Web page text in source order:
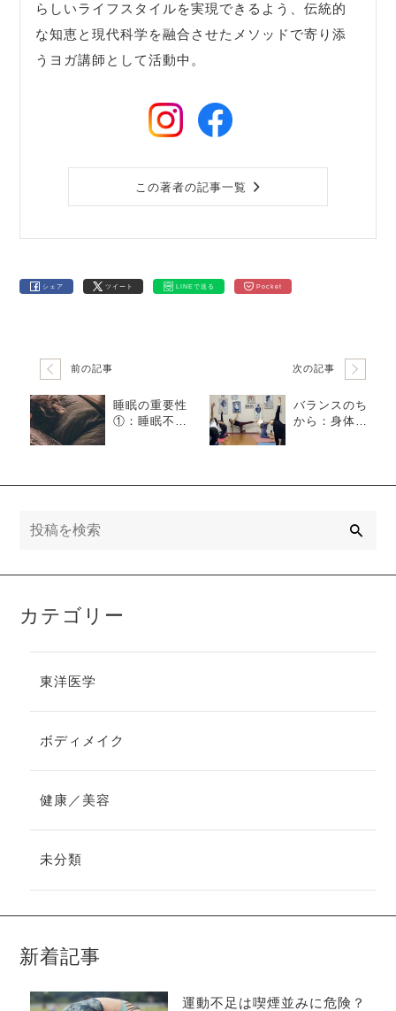
らしいライフスタイルを実現できるよう、伝統的
な知恵と現代科学を融合させたメソッドで寄り添
うヨガ講師として活動中。
この著者の記事一覧
シェア ツイート LINEで送る Pocket
前の記事
睡眠の重要性
①：睡眠不足
次の記事
バランスのち
から：身体と
れず、自分を
カテゴリー
東洋医学
ボディメイク
健康／美容
未分類
新着記事
運動不足は喫煙並みに危険？